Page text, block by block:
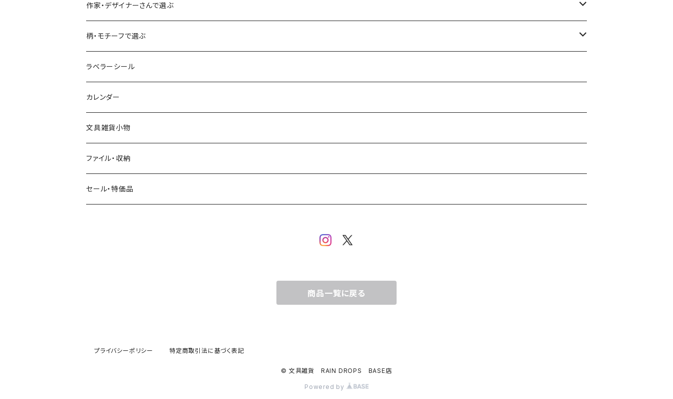
ミモザ
お花・フラワー・グリーン・植物
大枝活版室
星燈社
ミナペルホネン
BGM
eric
SAIEN
田村美紀
パピアプラッツ（作家もの）
大枝活版室
ロール付箋
表現社（作家もの）
Hutte paper works
ヨハク
作家・デザイナーさんで選ぶ
ネクタイ
Hutte paper works
ヨハク
eric
浅野みどり
西淑
柄・モチーフで選ぶ
フルーツ
食べ物・フード・スイーツ
パン・ブレッド
カフェ
コーヒー・飲み物・クリームソーダ
ラベラーシール
カレンダー
文具雑貨小物
ファイル・収納
セール・特価品
商品一覧に戻る
プライバシーポリシー 特定商取引法に基づく表記
© 文具雑貨 RAIN DROPS BASE店
Powered by